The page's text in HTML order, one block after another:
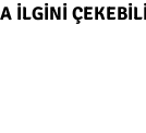
İLGINI